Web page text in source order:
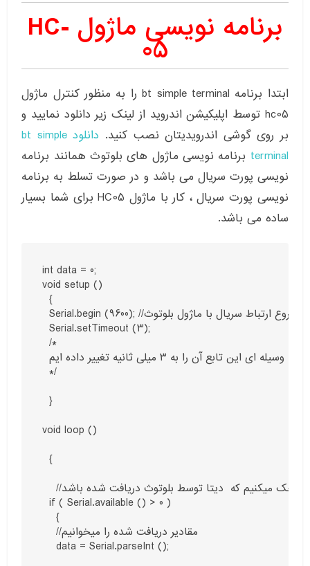
برنامه نویسی ماژول HC-
05
ابتدا برنامه bt simple terminal را به منظور کنترل ماژول
hc05 توسط اپلیکیشن اندروید از لینک زیر دانلود نمایید و
بر روی گوشی اندرویدیتان نصب کنید.
دانلود bt simple
terminal برنامه نویسی ماژول های بلوتوث همانند برنامه
نویسی پورت سریال می باشد و در صورت تسلط به برنامه
نویسی پورت سریال ، کار با ماژول HC05 برای شما بسیار
ساده می باشد.
int data = 0;
void setup ()
  {
  Serial.begin (9600); //شروع ارتباط سریال با ماژول بلوتوث
  Serial.setTimeout (3);
  /*
  زمان متوقف شدن خواندن پورت سریال به صورت پیش فرض ۱ ثانیه می باشد که با به وسیله ای این تابع آن را به ۳ میلی ثانیه تغییر داده ایم
  */
  }
void loop ()
  {
    //چک میکنیم که  دیتا توسط بلوتوث دریافت شده باشد
  if ( Serial.available () > 0 )
    {
    //مقادیر دریافت شده را میخوانیم
    data = Serial.parseInt ();